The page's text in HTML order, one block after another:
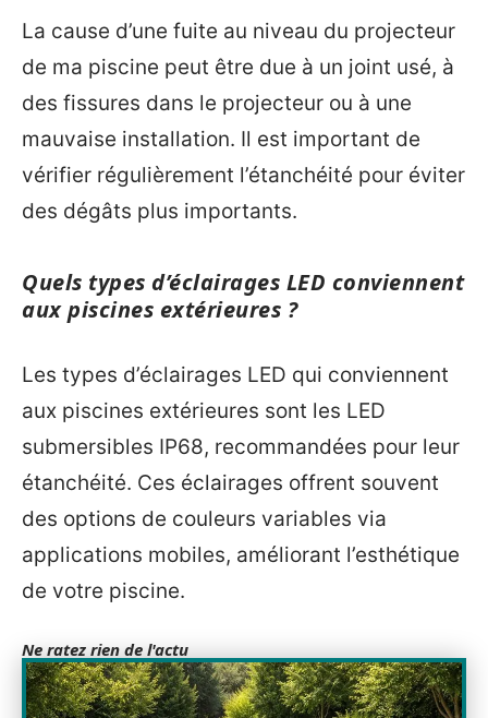
La cause d’une fuite au niveau du projecteur
de ma piscine peut être due à un joint usé, à
des fissures dans le projecteur ou à une
mauvaise installation. Il est important de
vérifier régulièrement l’étanchéité pour éviter
des dégâts plus importants.
Quels types d’éclairages LED conviennent
aux piscines extérieures ?
Les types d’éclairages LED qui conviennent
aux piscines extérieures sont les LED
submersibles IP68, recommandées pour leur
étanchéité. Ces éclairages offrent souvent
des options de couleurs variables via
applications mobiles, améliorant l’esthétique
de votre piscine.
Ne ratez rien de l'actu